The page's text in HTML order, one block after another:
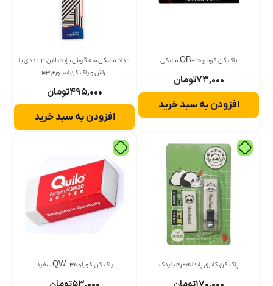
پاک کن کویلو QB-20 مشکی
۷۳,۰۰۰تومان
افزودن به سبد خرید
مداد مشکی سه گوش برایت لاین 12 عددی با
تراش و پاک کن استورم 103
۴۹۵,۰۰۰تومان
افزودن به سبد خرید
پاک کن کاتری پاندا همراه با یدک پاک کن کویلو QW-30 سفید